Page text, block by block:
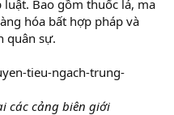
Bao gồm thuốc lá, ma
hóa bất hợp pháp và
quân sự.
các cảng biên giới